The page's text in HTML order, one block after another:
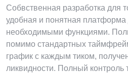
Собвственная разработка для
удобная и понятная
необходимыми функциями.
помимо стандартных
график с каждым тиком,
ликвидности. Полный контроль